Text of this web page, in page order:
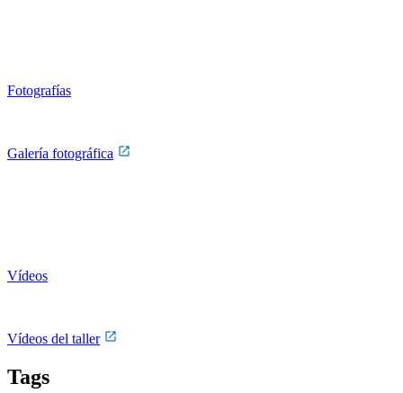
Fotografías
Galería fotográfica
Vídeos
Vídeos del taller
Tags